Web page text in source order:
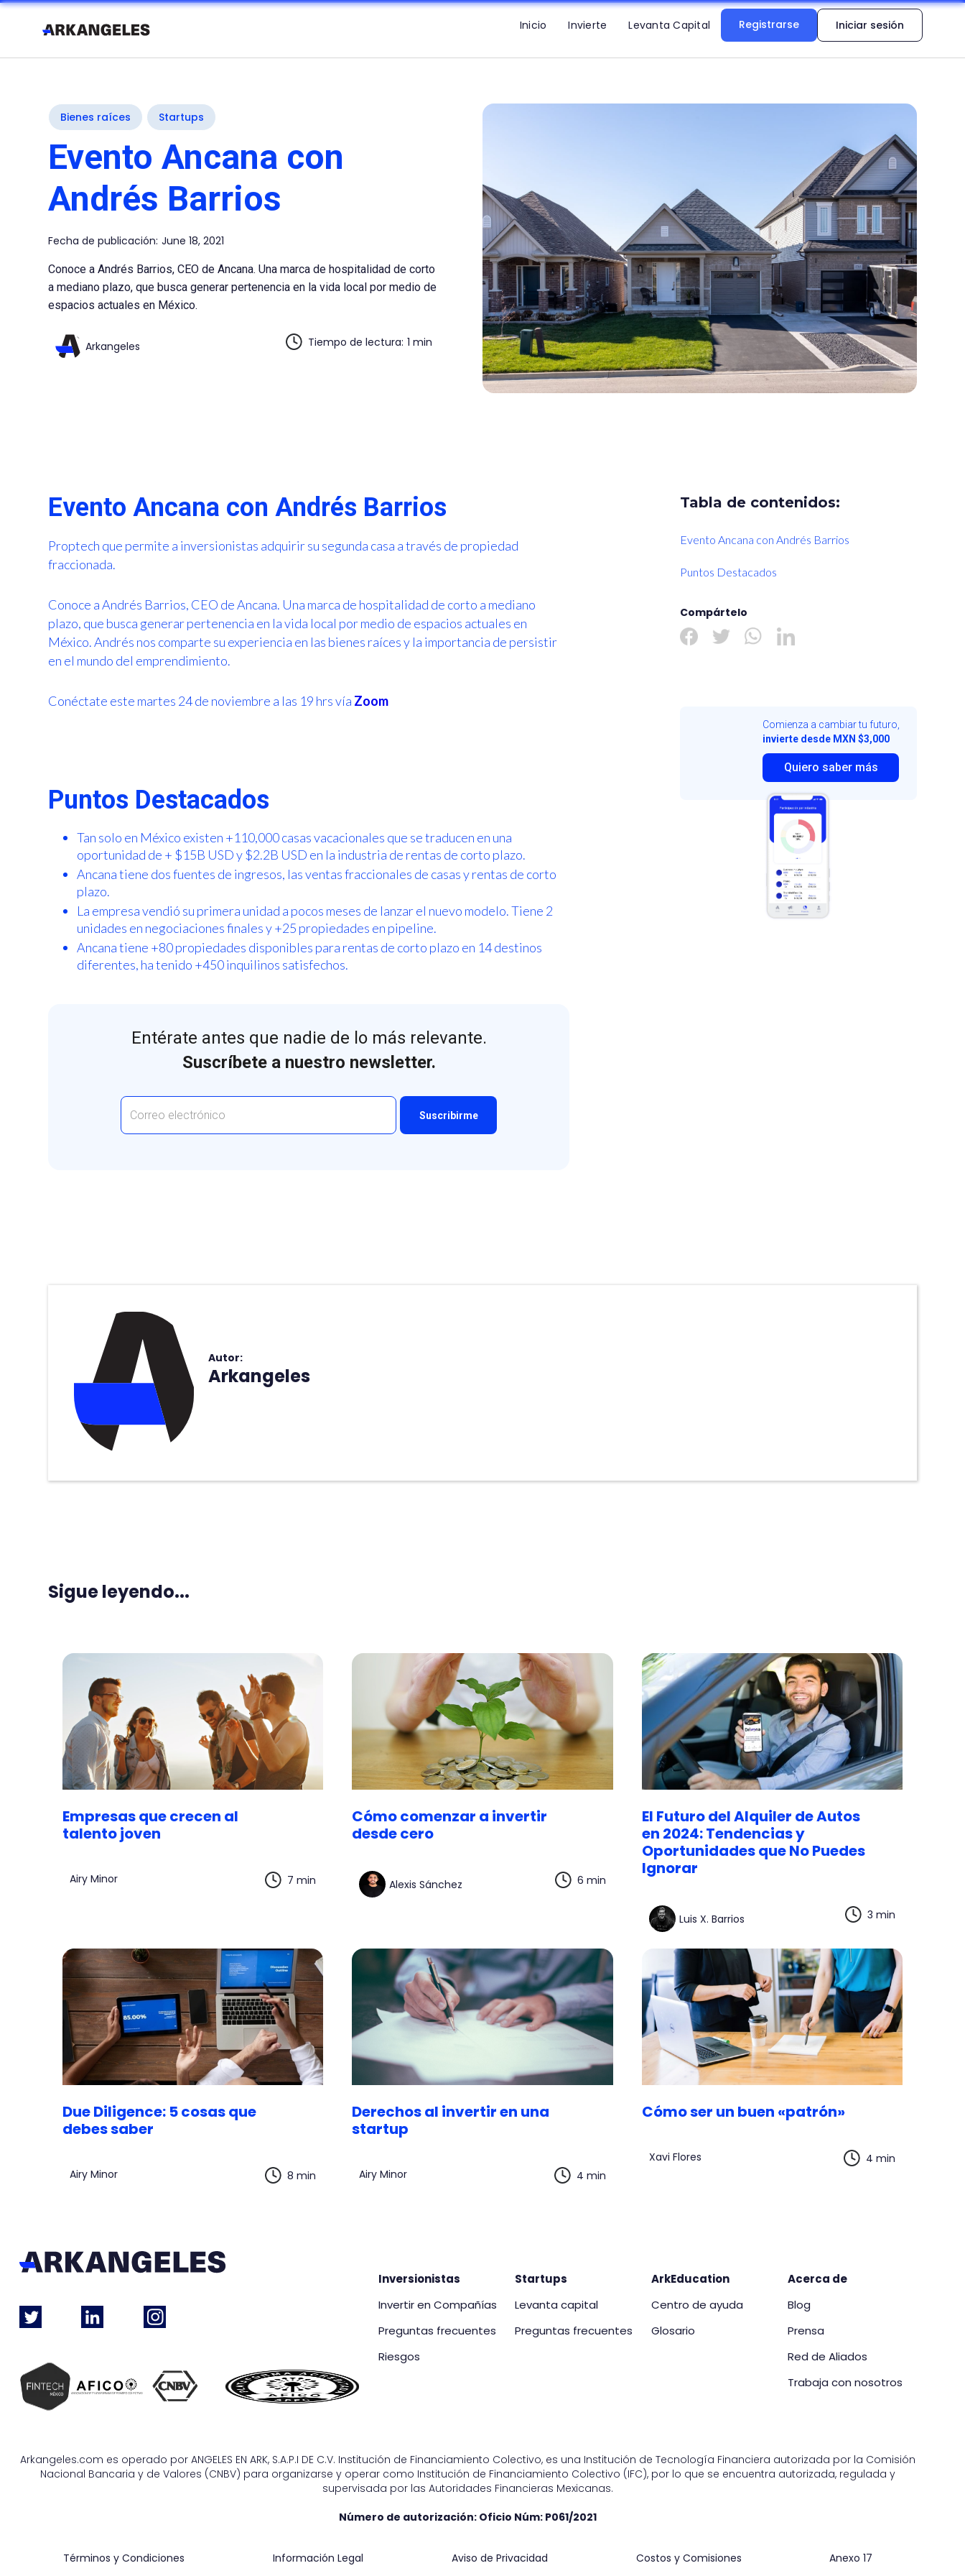
Inicio Invierte Levanta Capital Registrarse Iniciar sesión
Bienes raíces Startups
Evento Ancana con
Andrés Barrios
Fecha de publicación: June 18, 2021
Conoce a Andrés Barrios, CEO de Ancana. Una marca de hospitalidad de corto
a mediano plazo, que busca generar pertenencia en la vida local por medio de
espacios actuales en México.
Arkangeles Tiempo de lectura: 1 min
Tabla de contenidos:
Evento Ancana con Andrés Barrios
Puntos Destacados
Compártelo
Comienza a cambiar tu futuro,
invierte desde MXN $3,000
Quiero saber más
Evento Ancana con Andrés Barrios
Proptech que permite a inversionistas adquirir su segunda casa a través de propiedad
fraccionada.
Conoce a Andrés Barrios, CEO de Ancana. Una marca de hospitalidad de corto a mediano
plazo, que busca generar pertenencia en la vida local por medio de espacios actuales en
México. Andrés nos comparte su experiencia en las bienes raíces y la importancia de persistir
en el mundo del emprendimiento.
Conéctate este martes 24 de noviembre a las 19 hrs vía Zoom
Puntos Destacados
Tan solo en México existen +110,000 casas vacacionales que se traducen en una
oportunidad de + $15B USD y $2.2B USD en la industria de rentas de corto plazo.
Ancana tiene dos fuentes de ingresos, las ventas fraccionales de casas y rentas de corto
plazo.
La empresa vendió su primera unidad a pocos meses de lanzar el nuevo modelo. Tiene 2
unidades en negociaciones finales y +25 propiedades en pipeline.
Ancana tiene +80 propiedades disponibles para rentas de corto plazo en 14 destinos
diferentes, ha tenido +450 inquilinos satisfechos.
Entérate antes que nadie de lo más relevante.
Suscríbete a nuestro newsletter.
Autor:
Arkangeles
Sigue leyendo...
Empresas que crecen al
talento joven
Airy Minor 7 min
Cómo comenzar a invertir
desde cero
Alexis Sánchez 6 min
El Futuro del Alquiler de Autos
en 2024: Tendencias y
Oportunidades que No Puedes
Ignorar
Luis X. Barrios 3 min
Due Diligence: 5 cosas que
debes saber
Airy Minor 8 min
Derechos al invertir en una
startup
Airy Minor 4 min
Cómo ser un buen «patrón»
Xavi Flores 4 min
Inversionistas
Invertir en Compañías
Preguntas frecuentes
Riesgos
Startups
Levanta capital
Preguntas frecuentes
ArkEducation
Centro de ayuda
Glosario
Acerca de
Blog
Prensa
Red de Aliados
Trabaja con nosotros
Arkangeles.com es operado por ANGELES EN ARK, S.A.P.I DE C.V. Institución de Financiamiento Colectivo, es una Institución de Tecnología Financiera autorizada por la Comisión
Nacional Bancaria y de Valores (CNBV) para organizarse y operar como Institución de Financiamiento Colectivo (IFC), por lo que se encuentra autorizada, regulada y
supervisada por las Autoridades Financieras Mexicanas.
Número de autorización: Oficio Núm: P061/2021
Términos y Condiciones Información Legal Aviso de Privacidad Costos y Comisiones Anexo 17